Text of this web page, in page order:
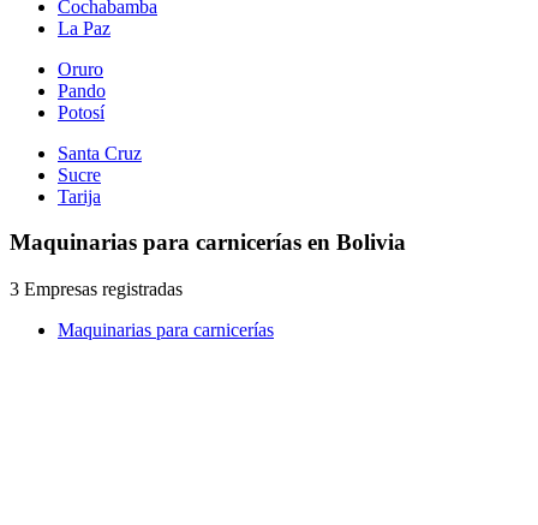
Cochabamba
La Paz
Oruro
Pando
Potosí
Santa Cruz
Sucre
Tarija
Maquinarias para carnicerías en Bolivia
3 Empresas registradas
Maquinarias para carnicerías